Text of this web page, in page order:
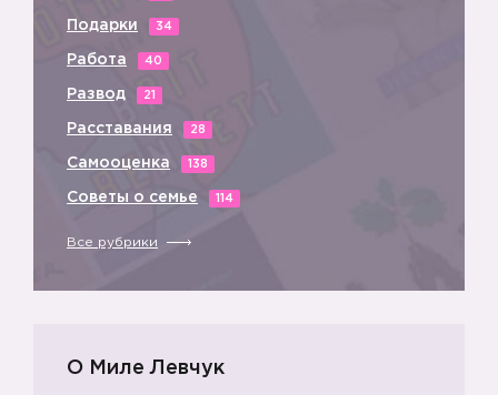
Подарки 34
Работа 40
Развод 21
Расставания 28
Самооценка 138
Советы о семье 114
Все рубрики
О Миле Левчук